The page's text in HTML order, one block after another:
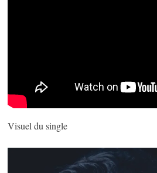
Visuel du single